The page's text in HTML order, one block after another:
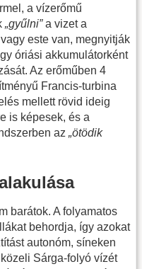
a vízerőmű
„gyűlni”a vizet a
este van, megnyitják
óriási akkumulátorként
Az erőműben 4
Francis-turbina
mellett rövid ideig
is képesek, és a
az „ötödik
barátok. A folyamatos
behordja, így azokat
autonóm, síneken
Sárga-folyó vízét